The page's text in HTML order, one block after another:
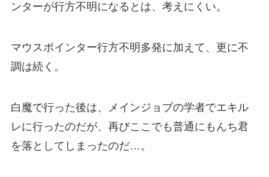
ンターが行方不明になるとは、考えにくい。
マウスポインター行方不明多発に加えて、更に不
調は続く。
白魔で行った後は、メインジョブの学者でエキル
レに行ったのだが、再びここでも普通にもんち君
を落としてしまったのだ…。